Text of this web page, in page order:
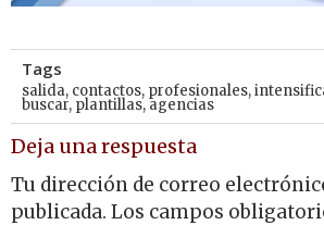
Tags
salida, contactos, profesionales,
buscar, plantillas,agencias
Deja una respuesta
Tu dirección de correo
publicada. Los campos